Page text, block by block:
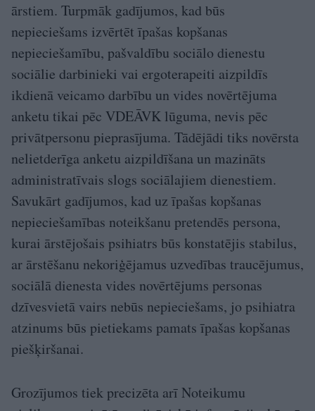
ārstiem. Turpmāk gadījumos, kad būs
nepieciešams izvērtēt īpašas kopšanas
nepieciešamību, pašvaldību sociālo dienestu
sociālie darbinieki vai ergoterapeiti aizpildīs
ikdienā veicamo darbību un vides novērtējuma
anketu tikai pēc VDEĀVK lūguma, nevis pēc
privātpersonu pieprasījuma. Tādējādi tiks novērsta
nelietderīga anketu aizpildīšana un mazināts
administratīvais slogs sociālajiem dienestiem.
Savukārt gadījumos, kad uz īpašas kopšanas
nepieciešamības noteikšanu pretendēs persona,
kurai ārstējošais psihiatrs būs konstatējis stabilus,
ar ārstēšanu nekoriģējamus uzvedības traucējumus,
sociālā dienesta vides novērtējums personas
dzīvesvietā vairs nebūs nepieciešams, jo psihiatra
atzinums būs pietiekams pamats īpašas kopšanas
piešķiršanai.
Grozījumos tiek precizēta arī Noteikumu